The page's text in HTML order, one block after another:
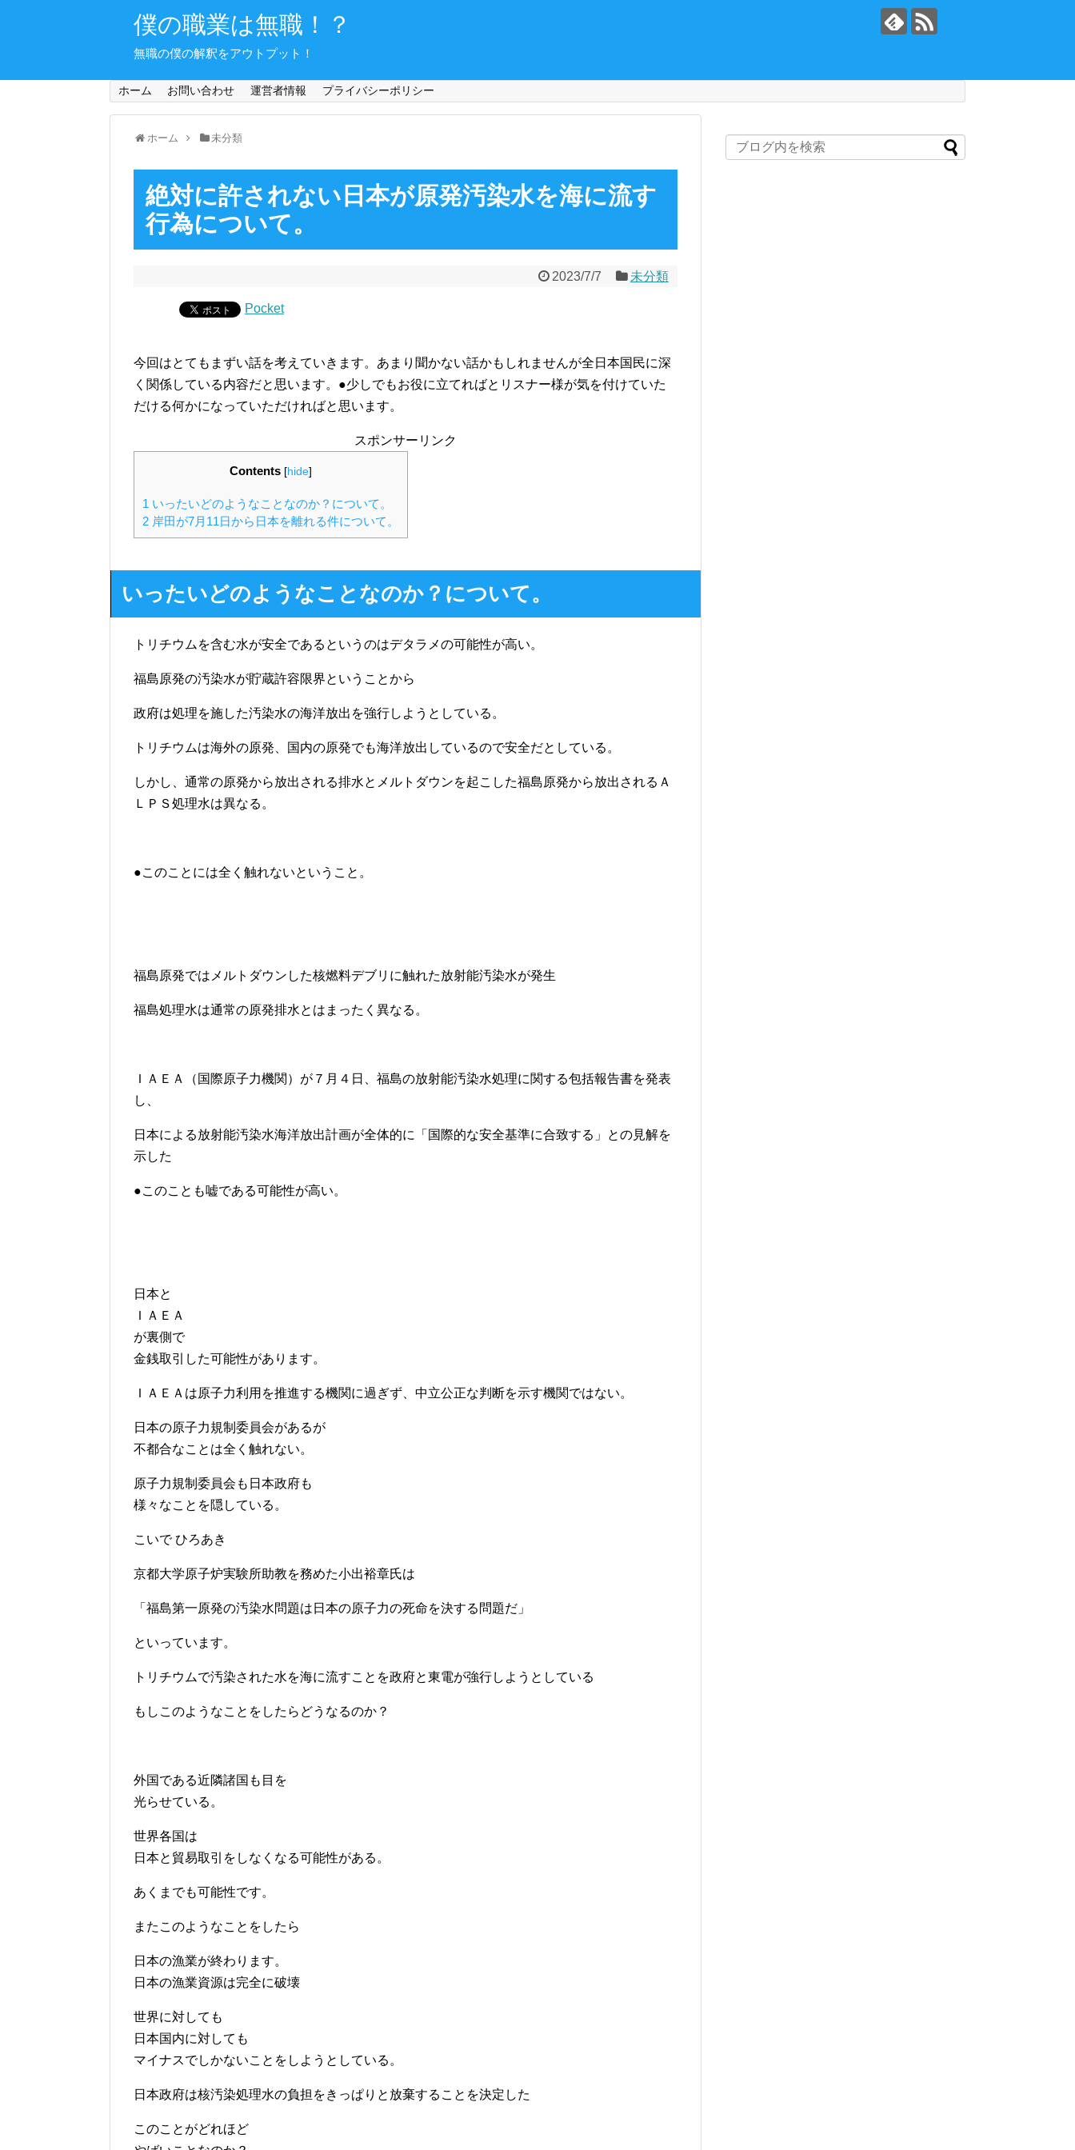
僕の職業は無職！？
無職の僕の解釈をアウトプット！
ホーム お問い合わせ 運営者情報 プライバシーポリシー
ホーム 未分類
絶対に許されない日本が原発汚染水を海に流す
行為について。
2023/7/7 未分類
Pocket
今回はとてもまずい話を考えていきます。あまり聞かない話かもしれませんが全日本国民に深
く関係している内容だと思います。●少しでもお役に立てればとリスナー様が気を付けていた
だける何かになっていただければと思います。
スポンサーリンク
Contents [hide]
1 いったいどのようなことなのか？について。
2 岸田が7月11日から日本を離れる件について。
いったいどのようなことなのか？について。
トリチウムを含む水が安全であるというのはデタラメの可能性が高い。
福島原発の汚染水が貯蔵許容限界ということから
政府は処理を施した汚染水の海洋放出を強行しようとしている。
トリチウムは海外の原発、国内の原発でも海洋放出しているので安全だとしている。
しかし、通常の原発から放出される排水とメルトダウンを起こした福島原発から放出されるＡ
ＬＰＳ処理水は異なる。
●このことには全く触れないということ。
福島原発ではメルトダウンした核燃料デブリに触れた放射能汚染水が発生
福島処理水は通常の原発排水とはまったく異なる。
ＩＡＥＡ（国際原子力機関）が７月４日、福島の放射能汚染水処理に関する包括報告書を発表
し、
日本による放射能汚染水海洋放出計画が全体的に「国際的な安全基準に合致する」との見解を
示した
●このことも嘘である可能性が高い。
日本と
ＩＡＥＡ
が裏側で
金銭取引した可能性があります。
ＩＡＥＡは原子力利用を推進する機関に過ぎず、中立公正な判断を示す機関ではない。
日本の原子力規制委員会があるが
不都合なことは全く触れない。
原子力規制委員会も日本政府も
様々なことを隠している。
こいで ひろあき
京都大学原子炉実験所助教を務めた小出裕章氏は
「福島第一原発の汚染水問題は日本の原子力の死命を決する問題だ」
といっています。
トリチウムで汚染された水を海に流すことを政府と東電が強行しようとしている
もしこのようなことをしたらどうなるのか？
外国である近隣諸国も目を
光らせている。
世界各国は
日本と貿易取引をしなくなる可能性がある。
あくまでも可能性です。
またこのようなことをしたら
日本の漁業が終わります。
日本の漁業資源は完全に破壊
世界に対しても
日本国内に対しても
マイナスでしかないことをしようとしている。
日本政府は核汚染処理水の負担をきっぱりと放棄することを決定した
このことがどれほど